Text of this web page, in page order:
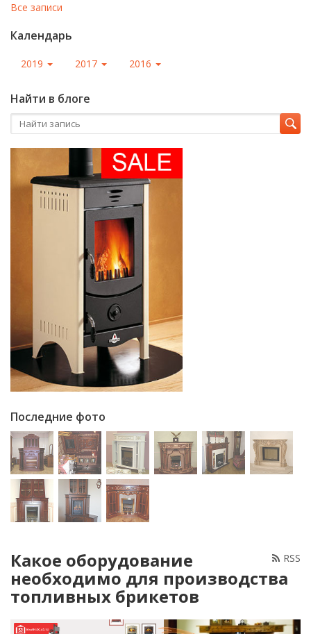
Все записи
Календарь
2019 2017 2016
Найти в блоге
Последние фото
RSS
Какое оборудование
необходимо для производства
топливных брикетов